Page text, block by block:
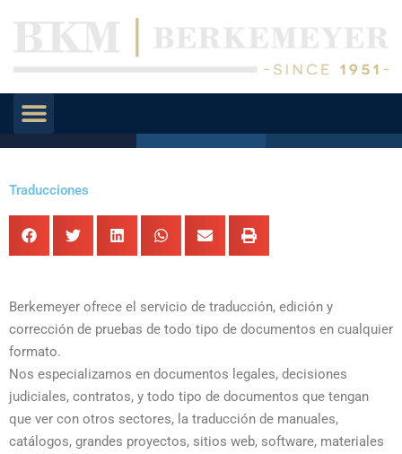
Traducciones
Berkemeyer ofrece el servicio de traducción, edición y
corrección de pruebas de todo tipo de documentos en cualquier
formato.
Nos especializamos en documentos legales, decisiones
judiciales, contratos, y todo tipo de documentos que tengan
que ver con otros sectores, la traducción de manuales,
catálogos, grandes proyectos, sitios web, software, materiales